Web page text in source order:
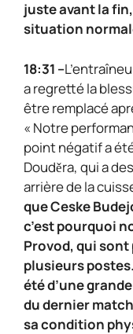
juste avant la
situation
18:31 –
a regretté la
être remplacé
« Notre
point négatif a
Douděra, qui a
arrière de la
que Ceske
c’est pourquoi
Provod, qui
plusieurs
été d’une
du dernier
sa condition